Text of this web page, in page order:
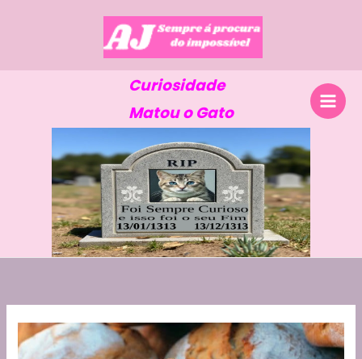
Curiosidade
Matou o Gato